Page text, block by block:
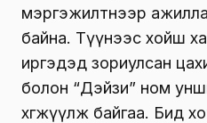
мэргэжилтнээр
байна. Түүнээс хойш
иргэдэд зориулсан
болон “Дэйзи” ном
хөгжүүлж байгаа. Бид